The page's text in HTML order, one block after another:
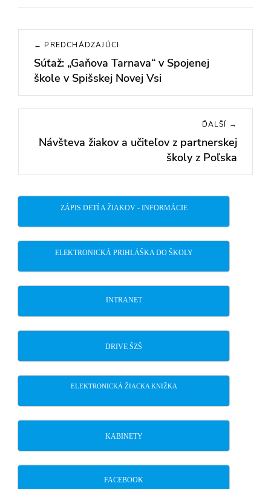
Navigácia
článku
← PREDCHÁDZAJÚCI
Previous
post:
Súťaž: „Gaňova Tarnava“ v Spojenej
škole v Spišskej Novej Vsi
ĎALŠÍ →
Next
Návšteva žiakov a učiteľov z partnerskej
školy z Poľska
ZÁPIS DETÍ A ŽIAKOV - INFORMÁCIE
ELEKTRONICKÁ PRIHLÁŠKA DO ŠKOLY
INTRANET
DRIVE ŠZŠ
ELEKTRONICKÁ ŽIACKA KNIŽKA
KABINETY
FACEBOOK